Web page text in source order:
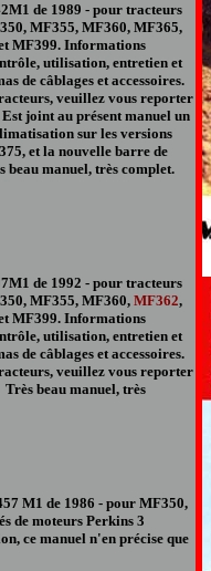
de 1989 - pour tracteurs
MF355, MF360, MF365,
MF399. Informations
utilisation, entretien et
de câblages et accessoires.
veuillez vous reporter
joint au présent manuel un
sur les versions
et la nouvelle barre de
beau manuel, très complet.
de 1992 - pour tracteurs
MF355, MF360, MF362,
MF399. Informations
utilisation, entretien et
de câblages et accessoires.
veuillez vous reporter
beau manuel, très
M1 de 1986 -pour MF350,
de moteurs Perkins 3
ce manuel n'en précise que